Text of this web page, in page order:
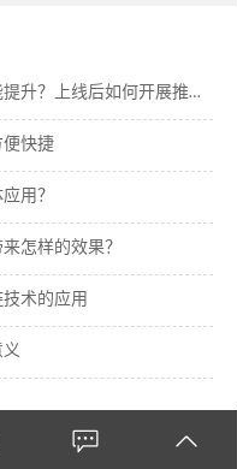
旅游业小程序开发需要哪些功能提升？上线后如何开展推广工作？
便快捷
用？
怎样的效果？
术的应用